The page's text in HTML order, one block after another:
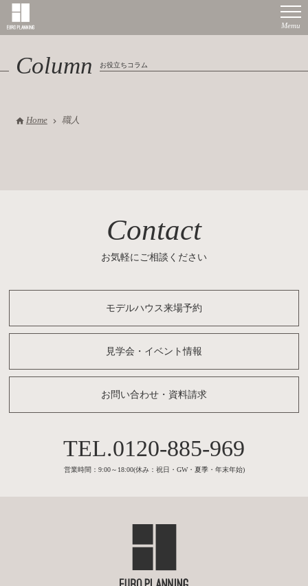
Column お役立ちコラム
Home 職人
Contact
お気軽にご相談ください
モデルハウス来場予約
見学会・イベント情報
お問い合わせ・資料請求
0120-885-969
営業時間：9:00～18:00(休み：祝日・GW・夏季・年末年始)